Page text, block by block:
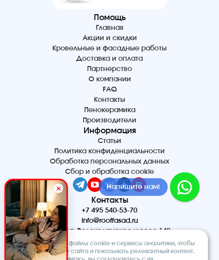
Помощь
Главная
Акции и скидки
Кровельные и фасадные работы
Доставка и оплата
Партнерство
О компании
FAQ
Контакты
Пенокерамика
Производители
Информация
Статьи
Политика конфиденциальности
Обработка персональных данных
Сбор и обработка cookie
Контакты
+7 495 540-53-70
info@rooffasad.ru
Москва, Волоколамское шоссе 142,
офис 606, 6 этаж
Реквизиты
Мы используем файлы cookie и сервисы аналитики, чтобы
улучшить работу сайта и показывать релевантный контент.
Напишите нам!